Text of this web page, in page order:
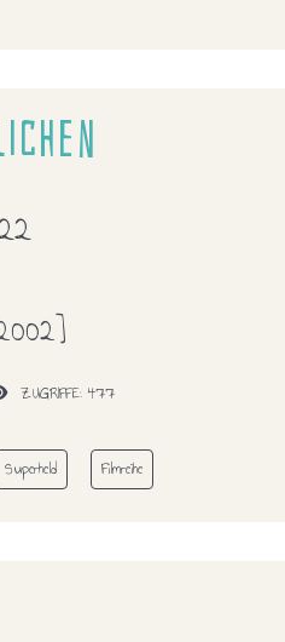
ZUGRIFFE: 477
Superheld Filmreihe